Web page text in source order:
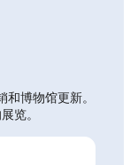
博物馆更新。
览。